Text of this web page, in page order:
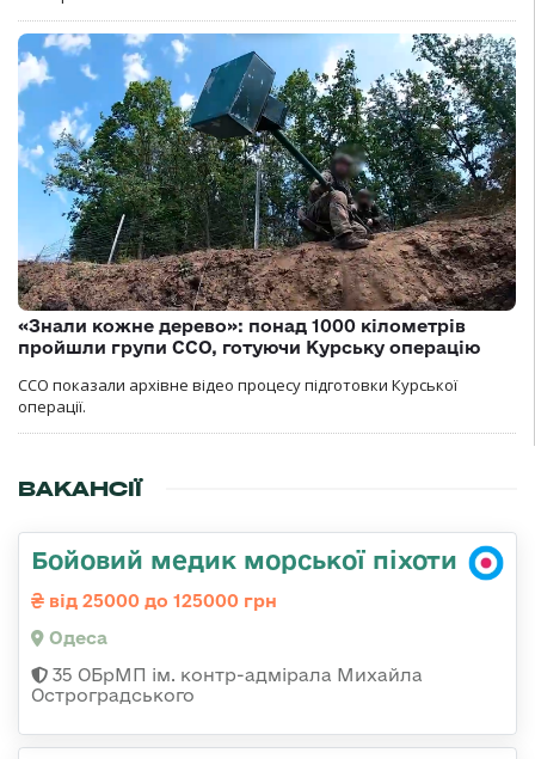
«Знали кожне дерево»: понад 1000 кілометрів
пройшли групи ССО, готуючи Курську операцію
ССО показали архівне відео процесу підготовки Курської
операції.
ВАКАНСІЇ
Бойовий медик морської піхоти
від 25000 до 125000 грн
Одеса
35 ОБрМП ім. контр-адмірала Михайла
Остроградського